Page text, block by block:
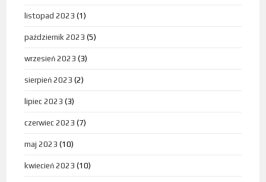
listopad 2023 (1)
październik 2023 (5)
wrzesień 2023 (3)
sierpień 2023 (2)
lipiec 2023 (3)
czerwiec 2023 (7)
maj 2023 (10)
kwiecień 2023 (10)